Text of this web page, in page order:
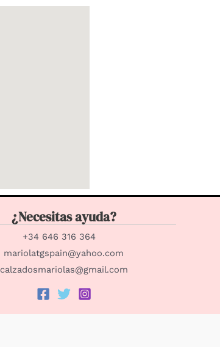
¿Necesitas ayuda?
+34 646 316 364
mariolatgspain@yahoo.com
calzadosmariolas@gmail.com